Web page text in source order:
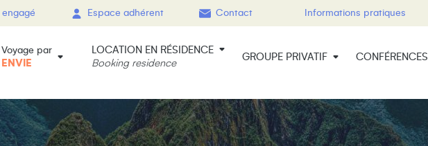
Espace adhérent Contact Informations pratiques
Voyage par
ENVIE
LOCATION EN RÉSIDENCE
Booking residence
GROUPE PRIVATIF CONFÉRENCES